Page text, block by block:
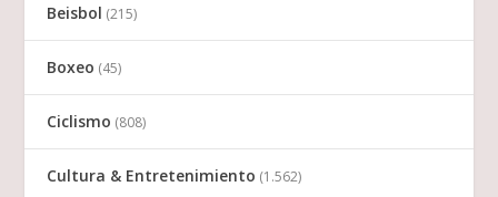
Beisbol (215)
Boxeo (45)
Ciclismo (808)
Cultura & Entretenimiento (1.562)